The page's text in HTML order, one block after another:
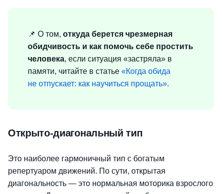
📌 О том, откуда берется чрезмерная
обидчивость и как помочь себе простить
человека, если ситуация «застряла» в
памяти, читайте в статье «Когда обида
не отпускает: как научиться прощать».
Открыто-диагональный тип
Это наиболее гармоничный тип с богатым
репертуаром движений. По сути, открытая
диагональность — это нормальная моторика взрослого